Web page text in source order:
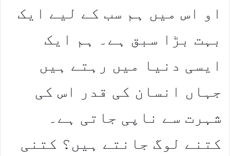
او اس میں ہم سب کے لیے ایک
بہت بڑا سبق ہے۔ ہم ایک
ایسی دنیا میں رہتے ہیں
جہاں انسان کی قدر اس کی
شہرت سے ناپی جاتی ہے۔
کتنے لوگ جانتے ہیں؟ کتنی